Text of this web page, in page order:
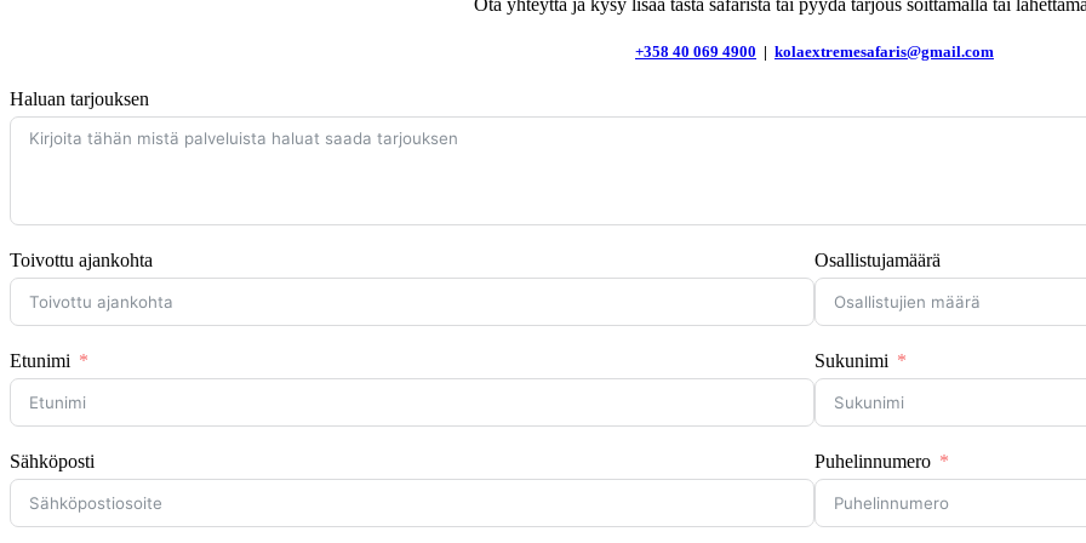
Ota yhteyttä ja kysy lisää tästä safarista tai pyydä tarjous soittamalla tai
+358 40 069 4900 | kolaextremesafaris@gmail.com
Haluan tarjouksen
Toivottu ajankohta Osallistujamäärä
Etunimi Sukunimi
Sähköposti Puhelinnumero